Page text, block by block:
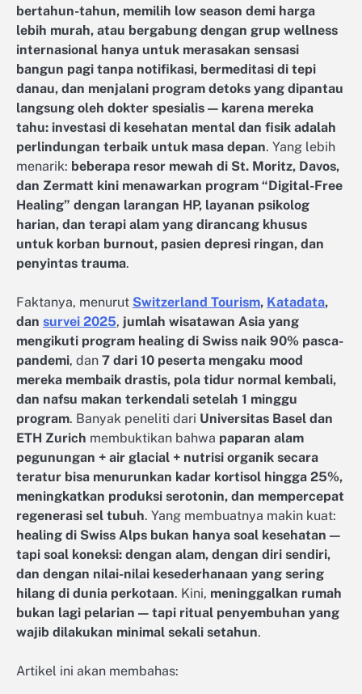
bertahun-tahun, memilih low season demi harga
lebih murah, atau bergabung dengan grup wellness
internasional hanya untuk merasakan sensasi
bangun pagi tanpa notifikasi, bermeditasi di tepi
danau, dan menjalani program detoks yang dipantau
langsung oleh dokter spesialis — karena mereka
tahu: investasi di kesehatan mental dan fisik adalah
perlindungan terbaik untuk masa depan. Yang lebih
menarik: beberapa resor mewah di St. Moritz, Davos,
dan Zermatt kini menawarkan program “Digital-Free
Healing” dengan larangan HP, layanan psikolog
harian, dan terapi alam yang dirancang khusus
untuk korban burnout, pasien depresi ringan, dan
penyintas trauma.
Faktanya, menurut Switzerland Tourism, Katadata,
dan survei 2025, jumlah wisatawan Asia yang
mengikuti program healing di Swiss naik 90% pasca-
pandemi, dan 7 dari 10 peserta mengaku mood
mereka membaik drastis, pola tidur normal kembali,
dan nafsu makan terkendali setelah 1 minggu
program. Banyak peneliti dari Universitas Basel dan
ETH Zurich membuktikan bahwa paparan alam
pegunungan + air glacial + nutrisi organik secara
teratur bisa menurunkan kadar kortisol hingga 25%,
meningkatkan produksi serotonin, dan mempercepat
regenerasi sel tubuh. Yang membuatnya makin kuat:
healing di Swiss Alps bukan hanya soal kesehatan —
tapi soal koneksi: dengan alam, dengan diri sendiri,
dan dengan nilai-nilai kesederhanaan yang sering
hilang di dunia perkotaan. Kini, meninggalkan rumah
bukan lagi pelarian — tapi ritual penyembuhan yang
wajib dilakukan minimal sekali setahun.
Artikel ini akan membahas: